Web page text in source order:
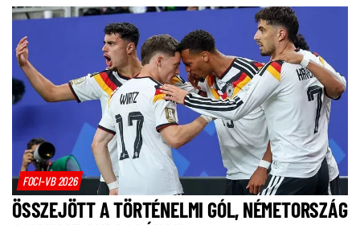
FOCI-VB 2026
ÖSSZEJÖTT A TÖRTÉNELMI GÓL, NÉMETORSZÁG